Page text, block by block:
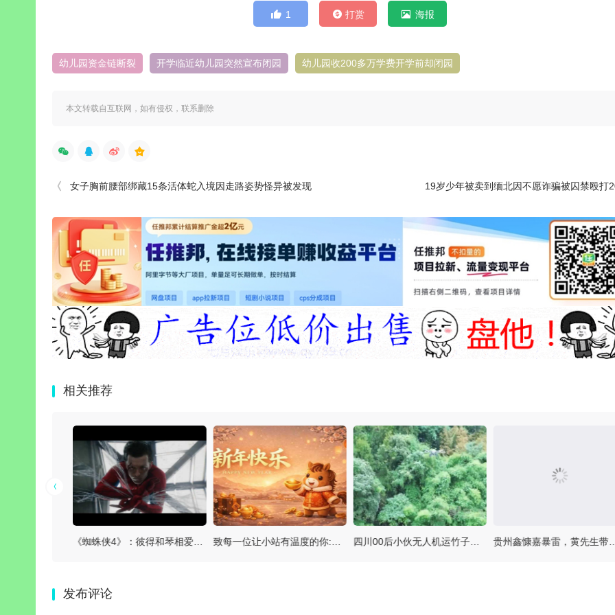
1 打赏 海报
幼儿园资金链断裂 开学临近幼儿园突然宣布闭园 幼儿园收200多万学费开学前却闭园
本文转载自互联网，如有侵权，联系删除
女子胸前腰部绑藏15条活体蛇入境因走路姿势怪异被发现 19岁少年被卖到缅北因不愿诈骗被囚禁殴打
相关推荐
四川00后小伙无人机运竹子月入4万，电池成本惊人揭露
发布评论